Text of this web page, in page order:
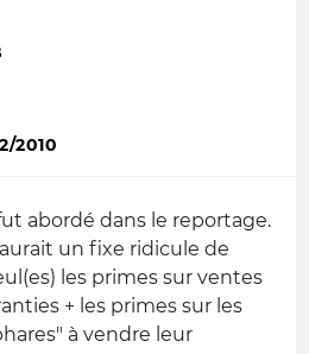
2010
abordé dans le reportage.
un fixe ridicule de
les primes sur ventes
+ les primes sur les
à vendre leur